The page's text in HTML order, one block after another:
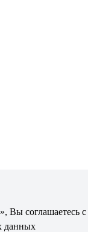
Вы соглашаетесь с
данных